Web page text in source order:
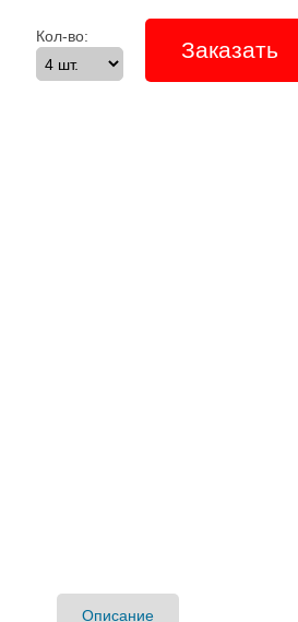
Кол-во:
Заказать
Описание